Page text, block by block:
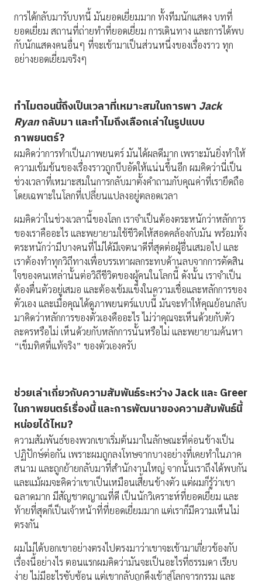
การได้กลับมารับบทนี้ มันยอดเยี่ยมมาก ทั้งทีมนักแสดง บทที่
ยอดเยี่ยม สถานที่ถ่ายทำที่ยอดเยี่ยม การเดินทาง และการได้พบ
กับนักแสดงคนอื่นๆ ที่จะเข้ามาเป็นส่วนหนึ่งของเรื่องราว ทุก
อย่างยอดเยี่ยมจริงๆ
ทำไมตอนนี้ถึงเป็นเวลาที่เหมาะสมในการพา Jack
Ryanกลับมา และทำไมถึงเลือกเล่าในรูปแบบ
ภาพยนตร์?
ผมคิดว่าการทำเป็นภาพยนตร์ มันได้ผลดีมาก เพราะมันยิ่งทำให้
ความเข้มข้นของเรื่องราวถูกบีบอัดให้แน่นขึ้นอีก ผมคิดว่านี่เป็น
ช่วงเวลาที่เหมาะสมในการกลับมาตั้งคำถามกับคุณค่าที่เรายึดถือ
โดยเฉพาะในโลกที่เปลี่ยนแปลงอยู่ตลอดเวลา
ผมคิดว่าในช่วงเวลานี้ของโลก เราจำเป็นต้องตระหนักว่าหลักการ
ของเราคืออะไร และพยายามใช้ชีวิตให้สอดคล้องกับมัน พร้อมทั้ง
ตระหนักว่ามีบางคนที่ไม่ได้มีเจตนาดีที่สุดต่อผู้อื่นเสมอไป และ
เราต้องทำทุกวิถีทางเพื่อบรรเทาผลกระทบด้านลบจากการตัดสิน
ใจของคนเหล่านั้นต่อวิถีชีวิตของผู้คนในโลกนี้ ดังนั้น เราจำเป็น
ต้องตื่นตัวอยู่เสมอ และต้องเข้มแข็งในความเชื่อและหลักการของ
ตัวเอง และเมื่อคุณได้ดูภาพยนตร์แบบนี้ มันจะทำให้คุณย้อนกลับ
มาคิดว่าหลักการของตัวเองคืออะไร ไม่ว่าคุณจะเห็นด้วยกับตัว
ละครหรือไม่ เห็นด้วยกับหลักการนั้นหรือไม่ และพยายามค้นหา
“เข็มทิศที่แท้จริง” ของตัวเองครับ
ช่วยเล่าเกี่ยวกับความสัมพันธ์ระหว่างJackและ Greer
ในภาพยนตร์เรื่องนี้ และการพัฒนาของความสัมพันธ์นี้
หน่อยได้ไหม?
ความสัมพันธ์ของพวกเขาเริ่มต้นมาในลักษณะที่ค่อนข้างเป็น
ปฏิปักษ์ต่อกัน เพราะผมถูกลงโทษจากบางอย่างที่เคยทำในภาค
สนาม และถูกย้ายกลับมาที่สำนักงานใหญ่ จากนั้นเราถึงได้พบกัน
และแม้ผมจะคิดว่าเขาเป็นเหมือนเสี้ยนข้างตัว แต่ผมก็รู้ว่าเขา
ฉลาดมาก มีสัญชาตญาณที่ดี เป็นนักวิเคราะห์ที่ยอดเยี่ยม และ
ท้ายที่สุดก็เป็นเจ้าหน้าที่ที่ยอดเยี่ยมมาก แต่เราก็มีความเห็นไม่
ตรงกัน
ผมไม่ได้บอกเขาอย่างตรงไปตรงมาว่าเขาจะเข้ามาเกี่ยวข้องกับ
เรื่องนี้อย่างไร ตอนแรกผมคิดว่ามันจะเป็นอะไรที่ธรรมดา เรียบ
ง่าย ไม่มีอะไรซับซ้อน แต่เขากลับถูกดึงเข้าสู่โลกจารกรรม และ